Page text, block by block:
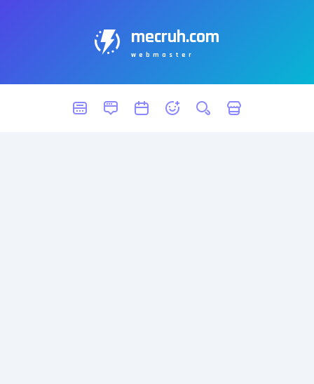
mecruh.com
webmaster